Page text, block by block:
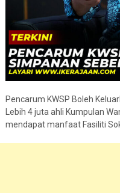
Pencarum KWSP Boleh
Lebih 4 juta ahli Kumpulan
mendapat manfaat Fasiliti